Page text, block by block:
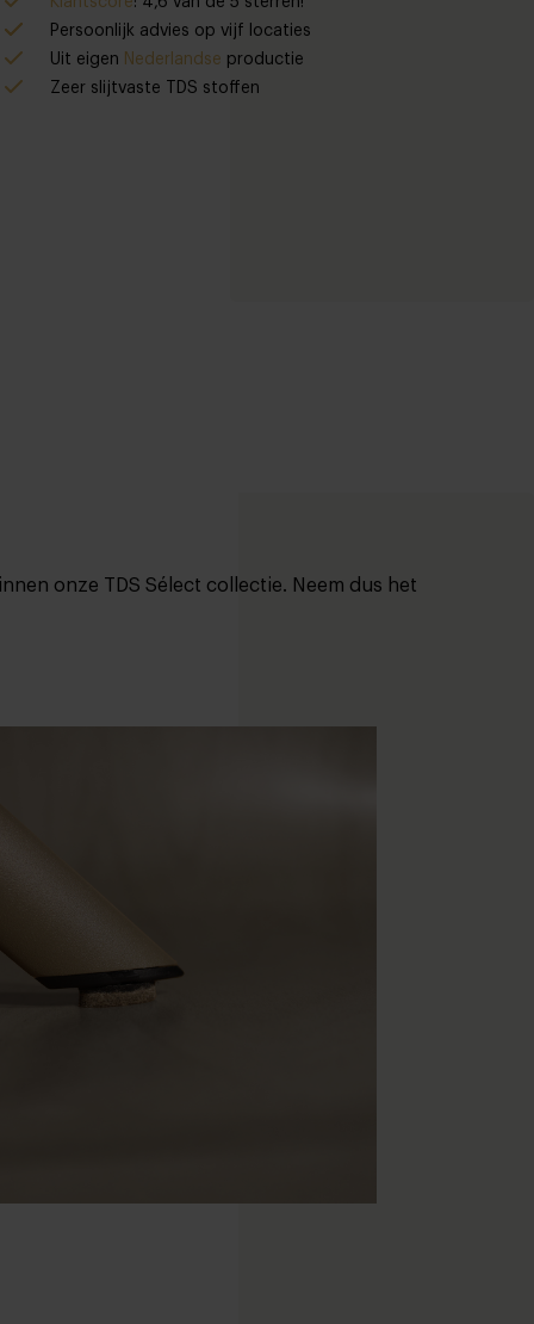
Persoonlijk advies op vijf locaties
Uit eigen Nederlandse productie
Zeer slijtvaste TDS stoffen
onze TDS Sélect collectie. Neem dus het